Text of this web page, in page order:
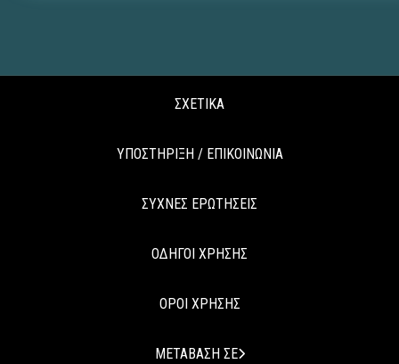
ΣΧΕΤΙΚΑ
ΥΠΟΣΤΗΡΙΞΗ / ΕΠΙΚΟΙΝΩΝΙΑ
ΣΥΧΝΕΣ ΕΡΩΤΗΣΕΙΣ
ΟΔΗΓΟΙ ΧΡΗΣΗΣ
ΟΡΟΙ ΧΡΗΣΗΣ
ΜΕΤΑΒΑΣΗ ΣΕ